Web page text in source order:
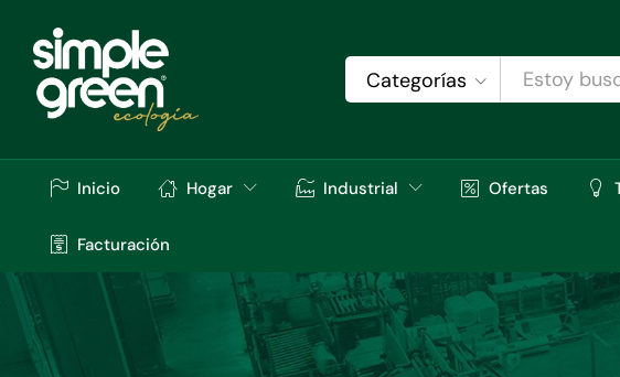
Categorías
Inicio Hogar Industrial Ofertas
Facturación